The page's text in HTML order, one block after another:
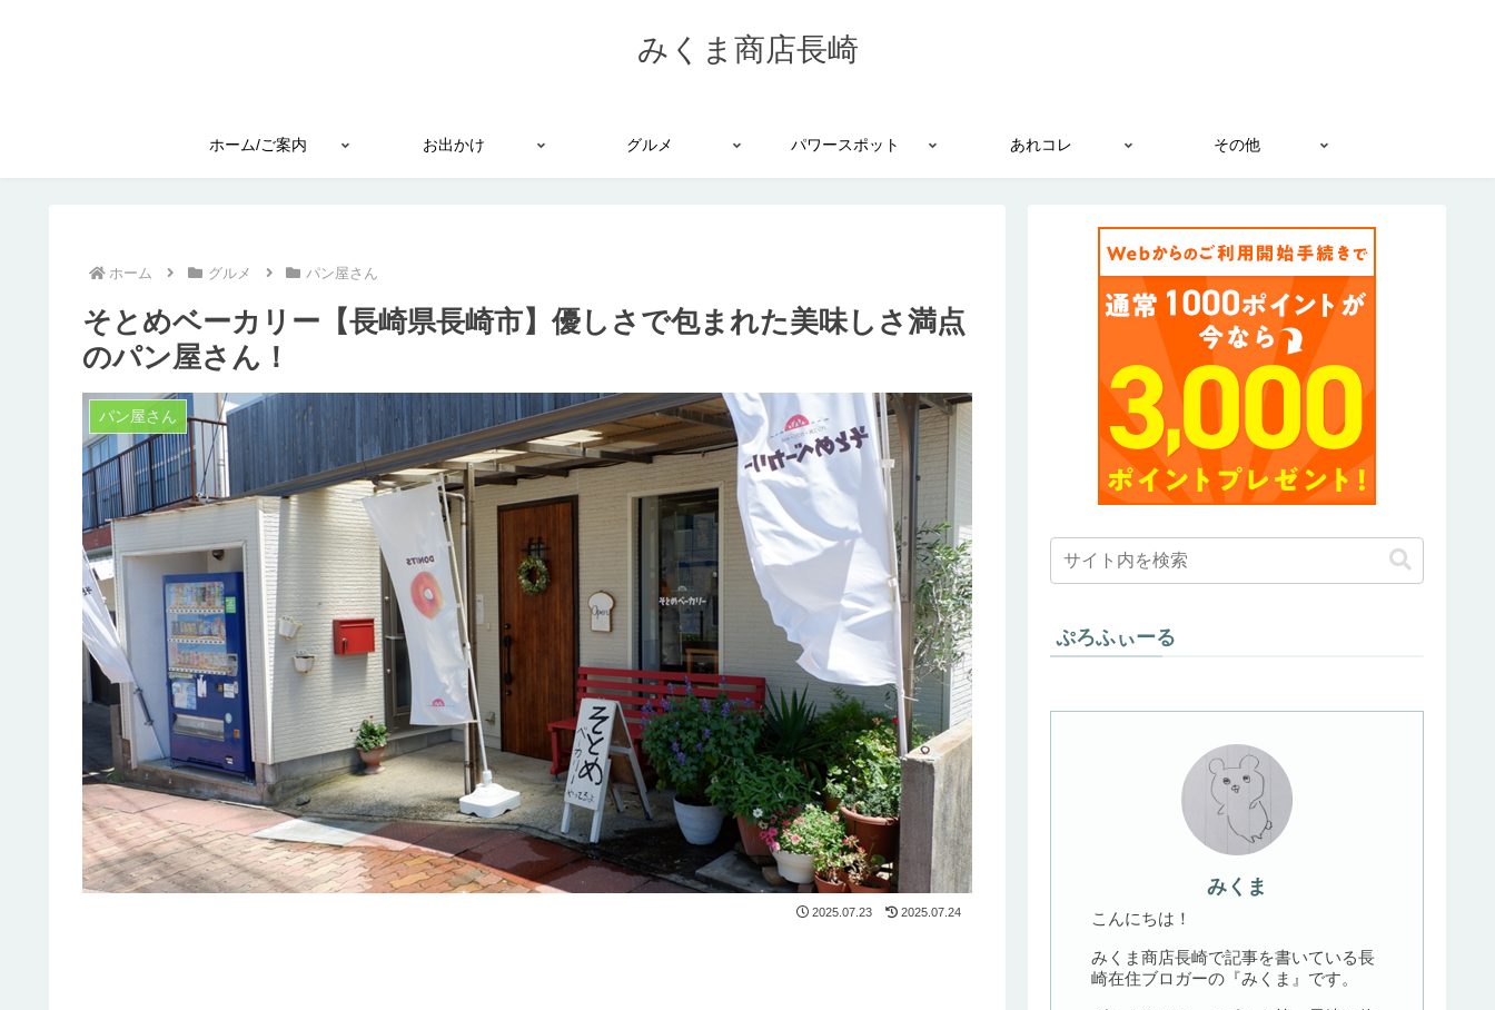
みくま商店長崎
ホーム/ご案内 お出かけ グルメ パワースポット あれコレ その他
ホーム グルメ パン屋さん
そとめベーカリー【長崎県長崎市】優しさで包まれた美味しさ満点
のパン屋さん！
パン屋さん
2025.07.23 2025.07.24
ぷろふぃーる
みくま
こんにちは！
みくま商店長崎で記事を書いている長
崎在住ブロガーの『みくま』です。